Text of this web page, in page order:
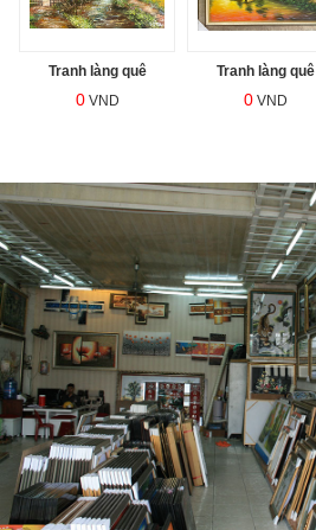
Tranh làng quê
0VND
Tranh làng quê
0VND